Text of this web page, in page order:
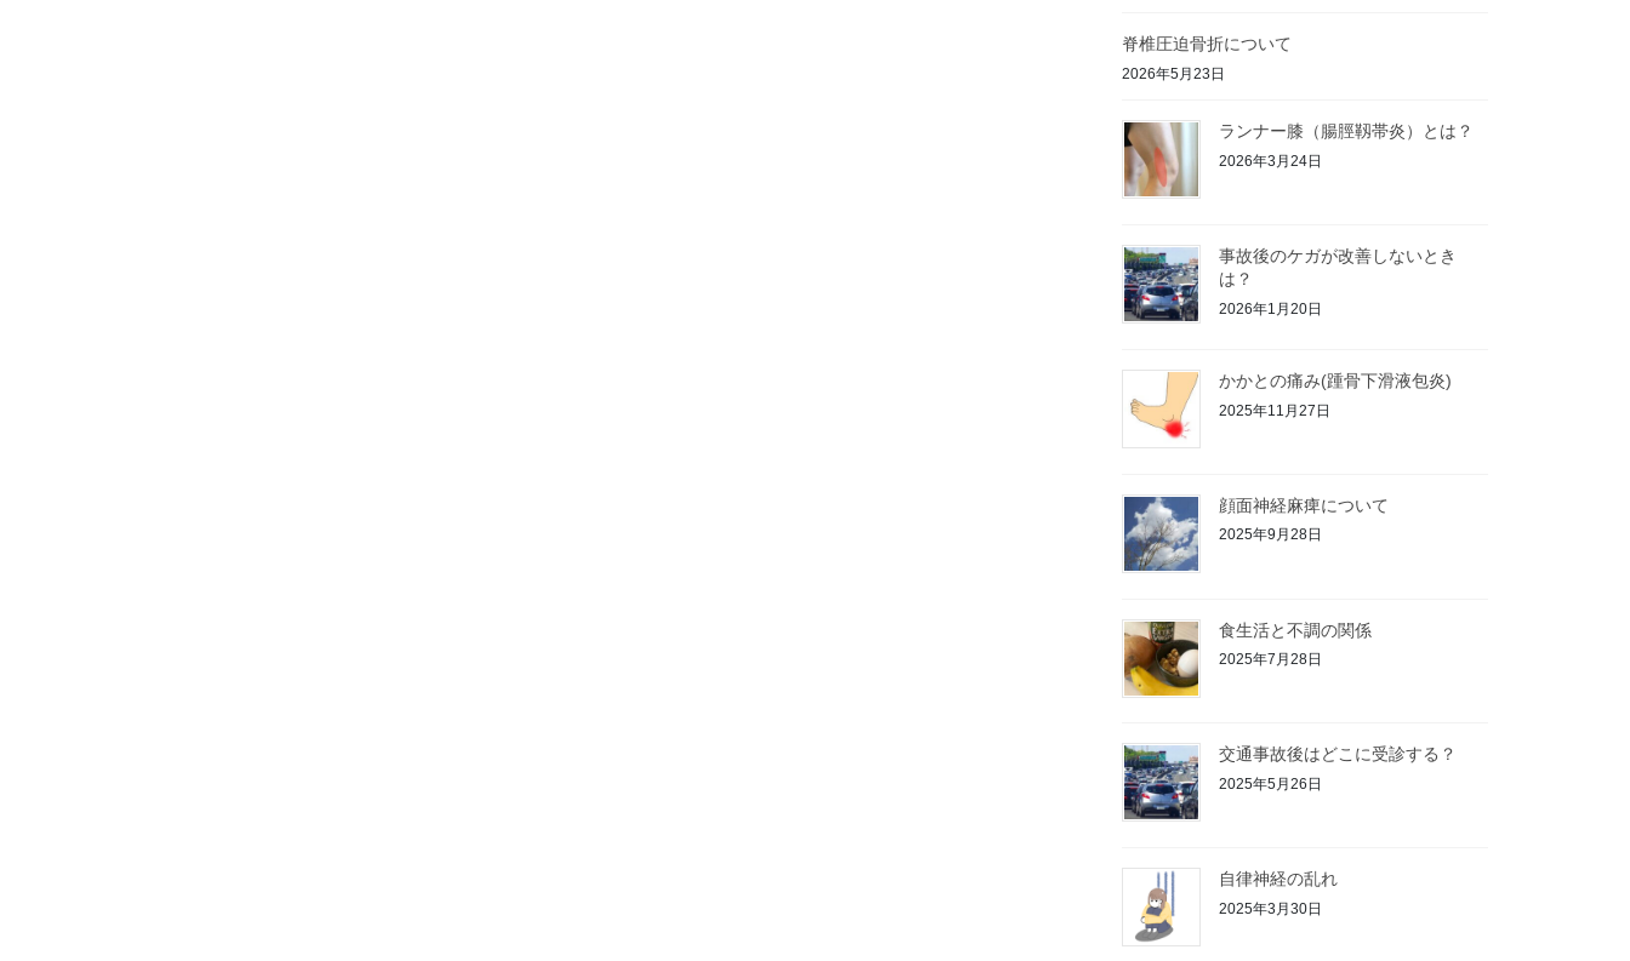
脊椎圧迫骨折について
2026年5月23日
ランナー膝（腸脛靱帯炎）とは？
2026年3月24日
事故後のケガが改善しないとき
は？
2026年1月20日
かかとの痛み(踵骨下滑液包炎)
2025年11月27日
顔面神経麻痺について
2025年9月28日
食生活と不調の関係
2025年7月28日
交通事故後はどこに受診する？
2025年5月26日
自律神経の乱れ
2025年3月30日